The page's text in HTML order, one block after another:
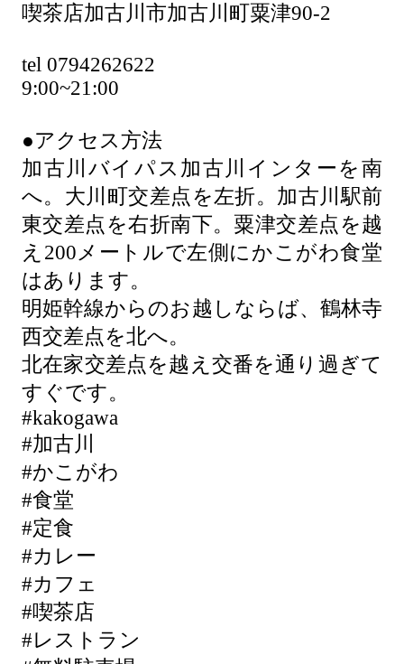
喫茶店加古川市加古川町粟津90-2
tel 0794262622
9:00~21:00
●アクセス方法
加古川バイパス加古川インターを南
へ。大川町交差点を左折。加古川駅前
東交差点を右折南下。粟津交差点を越
え200メートルで左側にかこがわ食堂
はあります。
明姫幹線からのお越しならば、鶴林寺
西交差点を北へ。
北在家交差点を越え交番を通り過ぎて
すぐです。
#kakogawa
#加古川
#かこがわ
#食堂
#定食
#カレー
#カフェ
#喫茶店
#レストラン